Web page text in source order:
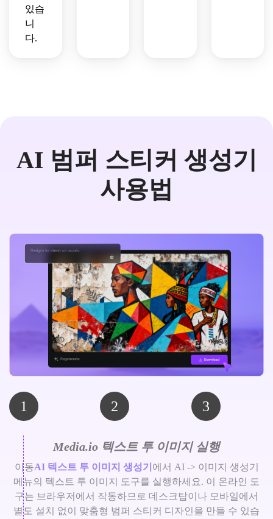
있습
니
다.
AI 범퍼 스티커 생성기
사용법
1 2 3
Media.io 텍스트 투 이미지 실행
이동AI 텍스트 투 이미지 생성기 에서 AI -> 이미지 생성기
메뉴의 텍스트 투 이미지 도구를 실행하세요. 이 온라인 도
구는 브라우저에서 작동하므로 데스크탑이나 모바일에서
별도 설치 없이 맞춤형 범퍼 스티커 디자인을 만들 수 있습